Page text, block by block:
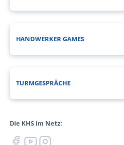
HANDWERKER GAMES
TURMGESPRÄCHE
Die KHS im Netz: